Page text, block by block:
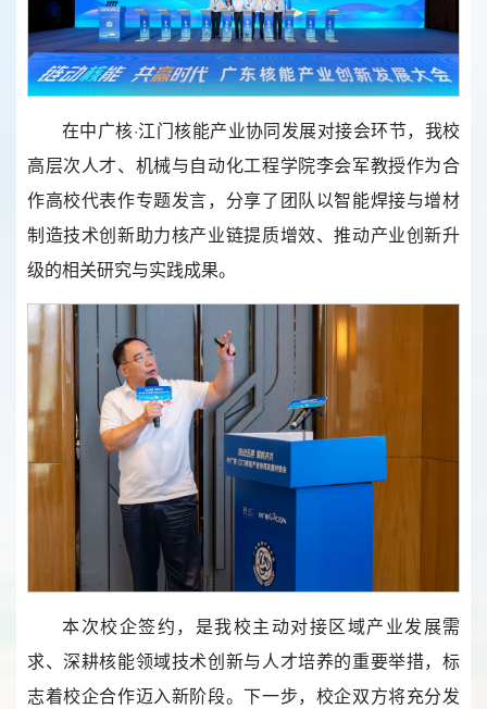
在中广核·江门核能产业协同发展对接会环节，我校
高层次人才、机械与自动化工程学院李会军教授作为合
作高校代表作专题发言，分享了团队以智能焊接与增材
制造技术创新助力核产业链提质增效、推动产业创新升
级的相关研究与实践成果。
本次校企签约，是我校主动对接区域产业发展需
求、深耕核能领域技术创新与人才培养的重要举措，标
志着校企合作迈入新阶段。下一步，校企双方将充分发